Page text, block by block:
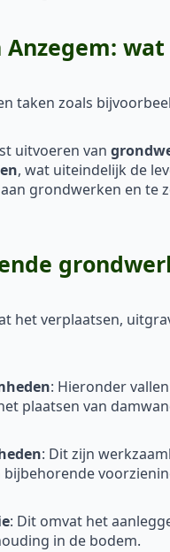
Anzegem:
taken zoals
uitvoeren van
, wat uiteindelijk de
grondwerken en te
het verplaatsen,
: Hieronder
plaatsen van
: Dit zijn
: Dit omvat het
in de bodem.